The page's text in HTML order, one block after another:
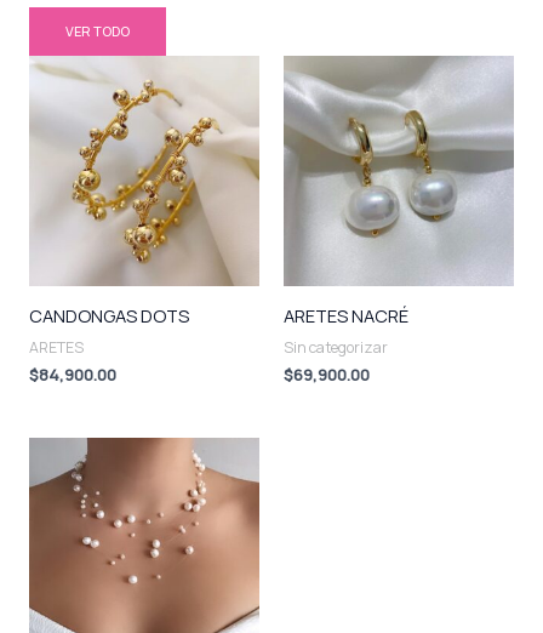
VER TODO
CANDONGAS DOTS
ARETES
$84,900.00
ARETES NACRÉ
Sin categorizar
$69,900.00